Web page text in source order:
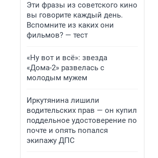
Эти фразы из советского кино
вы говорите каждый день.
Вспомните из каких они
фильмов? — тест
«Ну вот и всё»: звезда
«Дома-2» развелась с
молодым мужем
Иркутянина лишили
водительских прав — он купил
поддельное удостоверение по
почте и опять попался
экипажу ДПС